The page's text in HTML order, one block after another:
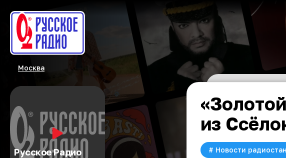
Москва
Русское Радио
из
# Новости